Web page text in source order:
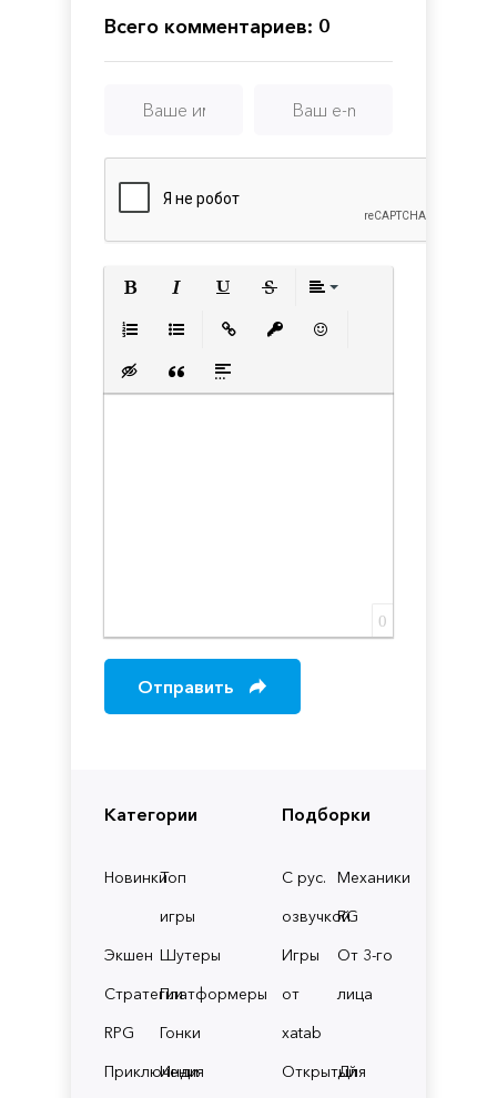
Категории
НовинкиТоп
игры
Экшен Шутеры
СтратегииПлатформеры
RPG
Гонки
Приключения
Инди
Подборки
С рус.
озвучкой
Механики
RG
Игры
от
xatab
От 3-го
лица
Открытый
Для
Всего комментариев: 0
Вставка скрытого текста
Вставка цитаты
Вставка спойлера
0
Отправить